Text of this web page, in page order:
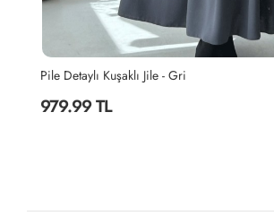
Pile Detaylı Kuşaklı Jile - Siyah
979.99 TL